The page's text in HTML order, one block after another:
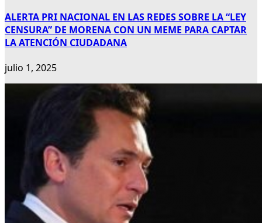
ALERTA PRI NACIONAL EN LAS REDES SOBRE LA “LEY
CENSURA” DE MORENA CON UN MEME PARA CAPTAR
LA ATENCIÓN CIUDADANA
julio 1, 2025